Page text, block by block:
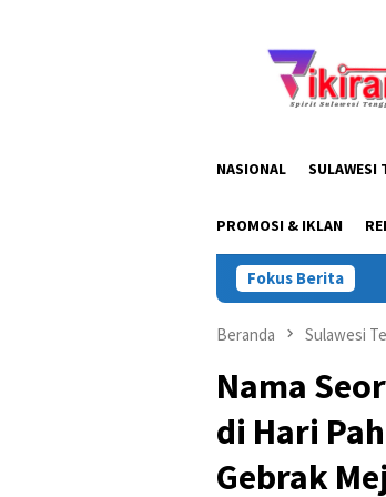
NASIONAL SULAWESI
PROMOSI & IKLAN
Fokus Berita
Beranda Sulawesi
Nama
di Hari
Gebrak